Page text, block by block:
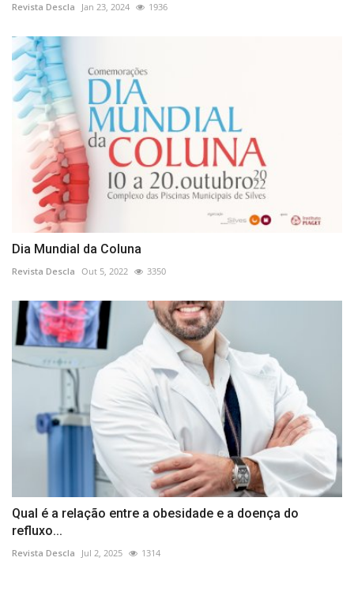
Revista Descla Jan 23, 2024 1936
Dia Mundial da Coluna
Revista Descla Out 5, 2022 3350
Qual é a relação entre a obesidade e a doença do
refluxo...
Revista Descla Jul 2, 2025 1314